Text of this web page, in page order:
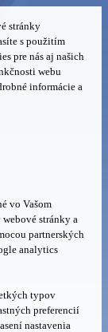
stránky
s použitím
pre nás aj našich
webu
informácie a
vo Vašom
stránky a
partnerských
analytics
typov
preferencií
nastavenia